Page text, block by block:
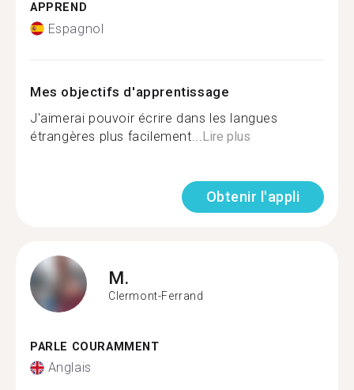
APPREND
Espagnol
Mes objectifs d'apprentissage
J'aimerai pouvoir écrire dans les langues
étrangères plus facilement... Lire plus
Obtenir l'appli
M.
Clermont-Ferrand
PARLE COURAMMENT
Anglais